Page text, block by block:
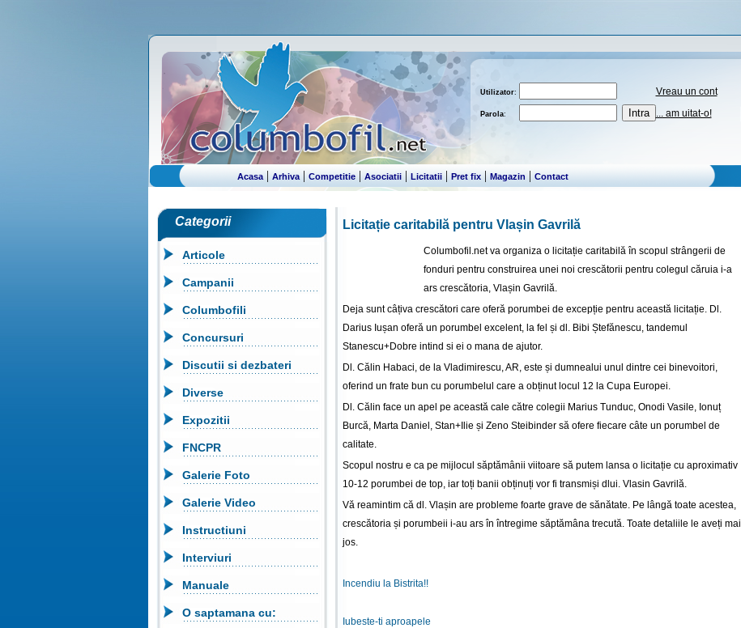
Utilizator: Vreau un cont
Parola: ... am uitat-o!
Acasa| Arhiva|Competitie| Asociatii| Licitatii|Pret fix|Magazin|Contact
Categorii
Articole
Campanii
Columbofili
Concursuri
Discutii si dezbateri
Diverse
Expozitii
FNCPR
Galerie Foto
Galerie Video
Instructiuni
Interviuri
Manuale
O saptamana cu:
Licitație caritabilă pentru Vlașin Gavrilă
Columbofil.net va organiza o licitație caritabilă în scopul strângerii de
fonduri pentru construirea unei noi crescătorii pentru colegul căruia i-a
ars crescătoria, Vlașin Gavrilă.
Deja sunt câțiva crescători care oferă porumbei de excepție pentru această licitație. Dl.
Darius Iușan oferă un porumbel excelent, la fel și dl. Bibi Ștefănescu, tandemul
Stanescu+Dobre intind si ei o mana de ajutor.
Dl. Călin Habaci, de la Vladimirescu, AR, este și dumnealui unul dintre cei binevoitori,
oferind un frate bun cu porumbelul care a obținut locul 12 la Cupa Europei.
Dl. Călin face un apel pe această cale către colegii Marius Tunduc, Onodi Vasile, Ionuț
Burcă, Marta Daniel, Stan+Ilie și Zeno Steibinder să ofere fiecare câte un porumbel de
calitate.
Scopul nostru e ca pe mijlocul săptămânii viitoare să putem lansa o licitație cu aproximativ
10-12 porumbei de top, iar toți banii obținuți vor fi transmiși dlui. Vlasin Gavrilă.
Vă reamintim că dl. Vlașin are probleme foarte grave de sănătate. Pe lângă toate acestea,
crescătoria și porumbeii i-au ars în întregime săptămâna trecută. Toate detaliile le aveți mai
jos.
Incendiu la Bistrita!!
Iubeste-ti aproapele